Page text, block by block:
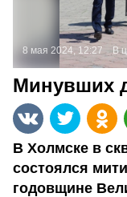
8 мая 2024, 12:27 В
Минувших
В Холмске в
состоялся
годовщине